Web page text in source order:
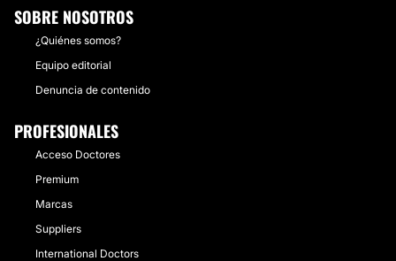
SOBRE NOSOTROS
¿Quiénes somos?
Equipo editorial
Denuncia de contenido
PROFESIONALES
Acceso Doctores
Premium
Marcas
Suppliers
International Doctors